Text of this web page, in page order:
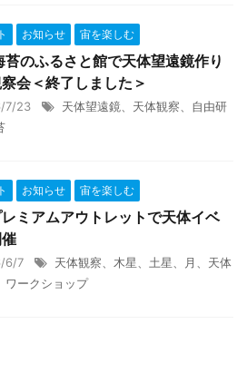
お知らせ 宙を楽しむ
苔のふるさと館で天体望遠鏡作り
会＜終了しました＞
7/23
天体望遠鏡、天体観察、自由研
お知らせ 宙を楽しむ
ミアムアウトレットで天体イベ
6/7
天体観察、木星、土星、月、天体
ワークショップ